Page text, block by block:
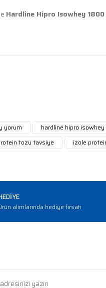
Hardline Hipro Isowhey 1800
yorum hardline hipro isowhey
tozu tavsiye izole
alımlarında hediye fırsatı